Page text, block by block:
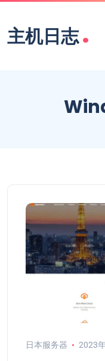
主机日志.
日本服务器 2023